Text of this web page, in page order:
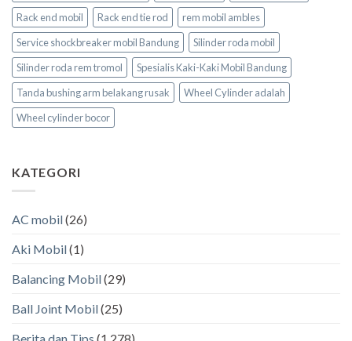
Rack end mobil
Rack end tie rod
rem mobil ambles
Service shockbreaker mobil Bandung
Silinder roda mobil
Silinder roda rem tromol
Spesialis Kaki-Kaki Mobil Bandung
Tanda bushing arm belakang rusak
Wheel Cylinder adalah
Wheel cylinder bocor
KATEGORI
AC mobil(26)
Aki Mobil(1)
Balancing Mobil(29)
Ball Joint Mobil(25)